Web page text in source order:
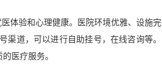
体验和心理健康。医院环境优雅、设施完
道，可以进行自助挂号，在线咨询等。
医疗服务。